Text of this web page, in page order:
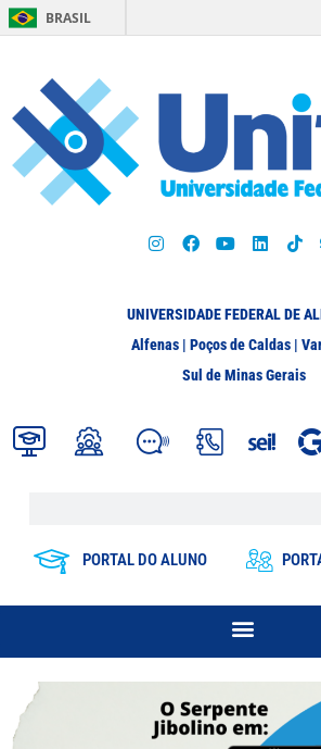
BRASIL
UNIVERSIDADE FEDERAL DE
Alfenas | Poços de Caldas |
Sul de Minas Gerais
PORTAL DO ALUNO